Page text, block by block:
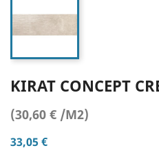
KIRAT CONCEPT
(30,60 € /M2)
33,05 €